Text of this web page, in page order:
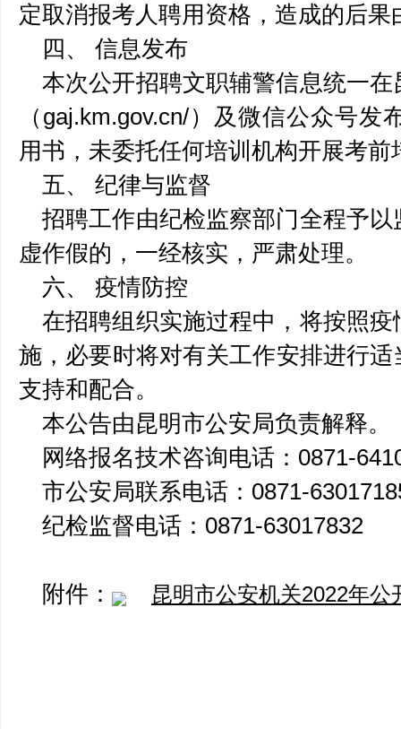
定取消报考人聘用资格，造成的后果
四、 信息发布
本次公开招聘文职辅警信息统一
（gaj.km.gov.cn/）及微信公众号
用书，未委托任何培训机构开展考前
五、 纪律与监督
招聘工作由纪检监察部门全程予
虚作假的，一经核实，严肃处理。
六、 疫情防控
在招聘组织实施过程中，将按照
施，必要时将对有关工作安排进行
支持和配合。
本公告由昆明市公安局负责解释。
网络报名技术咨询电话：0871-
市公安局联系电话：0871-
纪检监督电话：0871-63017832
附件： 昆明市公安机关2022年